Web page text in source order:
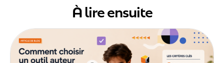
À lire ensuite